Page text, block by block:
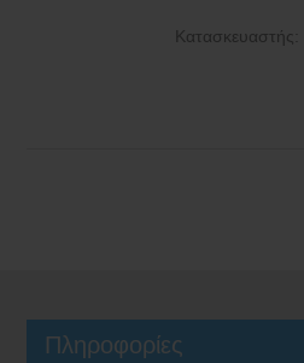
Κατασκευαστής:
Πληροφορίες